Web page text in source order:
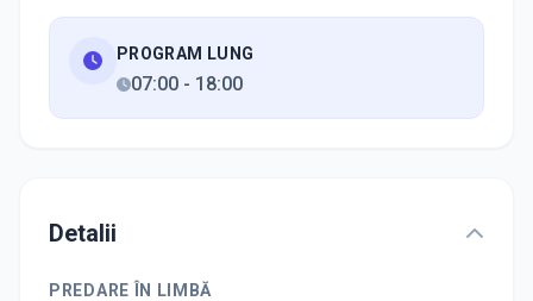
PROGRAM LUNG
07:00 - 18:00
Detalii
PREDARE ÎN LIMBĂ